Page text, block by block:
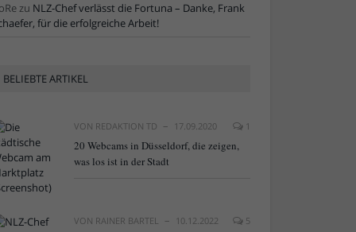
zu NLZ-Chef verlässt die Fortuna – Danke, Frank
für die erfolgreiche Arbeit!
BELIEBTE ARTIKEL
VON REDAKTION TD 17.09.2020 1
20 Webcams in Düsseldorf, die zeigen,
was los ist in der Stadt
VON RAINER BARTEL 10.12.2022 5